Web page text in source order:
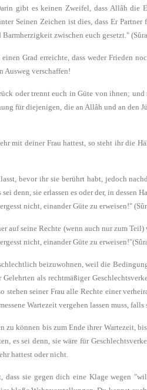
gibt es keinen Zweifel, dass Allâh die
Seinen Zeichen ist dies, dass Er
zwischen euch gesetzt."
Grad erreichte, dass weder Frieden
Ausweg verschaffen!
oder trennt euch in Güte von ihnen;
für diejenigen, die an Allâh und an den
mit deiner Frau hattest, so steht ihr die
bevor ihr sie berührt habt, jedoch
sei denn, sie erlassen es oder der, in
nicht, einander Güte zu erweisen!"
auf seine Rechte (wenn auch nur zum
nicht, einander Güte zu
beizuwohnen, weil die
als rechtmäßiger
stehen seiner Frau alle Rechte einer
Wartezeit vergehen lassen muss,
zu können bis zum Ende ihrer Wartezeit,
es sei denn, sie wäre für
hattest oder nicht.
dass sie gegen dich eine Klage wegen